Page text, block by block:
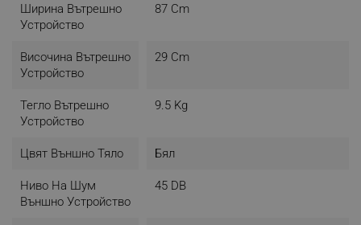
Ширина Вътрешно
Устройство
87 Cm
Височина Вътрешно
Устройство
29 Cm
Тегло Вътрешно
Устройство
9.5 Kg
Цвят Външно Тяло Бял
Ниво На Шум
Външно Устройство
45 DB